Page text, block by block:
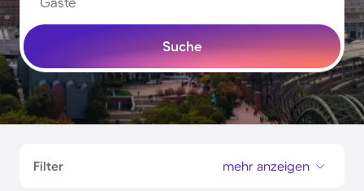
Suche
Filter mehr anzeigen